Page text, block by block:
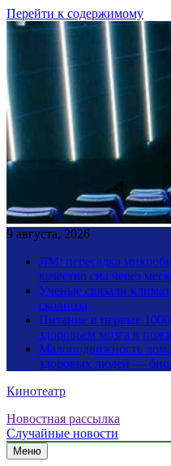
Перейти к содержимому
9 августа, 2026
JIM: пересадка
качество сна через
Ученые связали
сколиоза
Питание в первые
здоровьем мозга в
Малоподвижность
здоровых людей —
Кинотеатр
Новостная рассылка
Случайные новости
Меню